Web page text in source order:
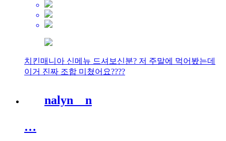
치킨매니아 신메뉴 드셔보신분? 저 주말에 먹어봤는데
이거 진짜 조합 미쳤어요????
nalyn__n
…